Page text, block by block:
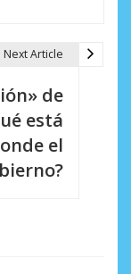
Next Article
de
está
el